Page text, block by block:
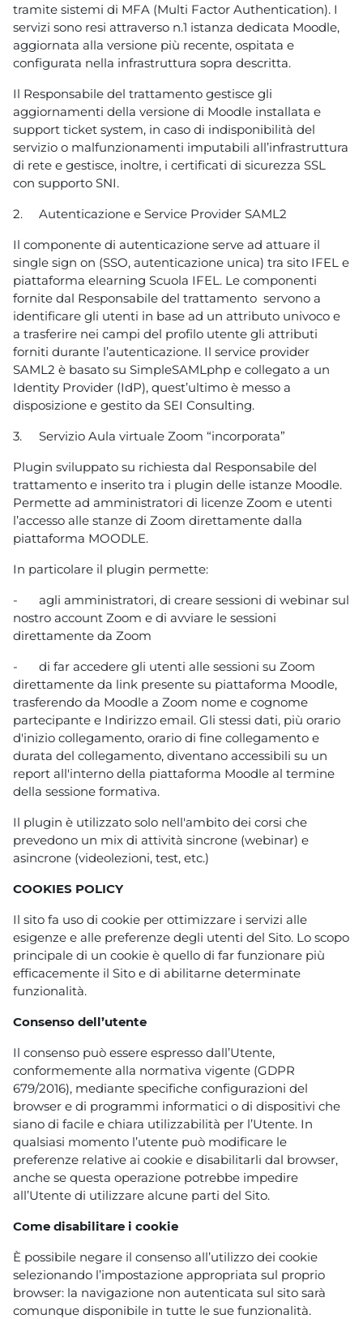
tramite sistemi di MFA (Multi Factor Authentication). I
servizi sono resi attraverso n.1 istanza dedicata Moodle,
aggiornata alla versione più recente, ospitata e
configurata nella infrastruttura sopra descritta.
Il Responsabile del trattamento gestisce gli
aggiornamenti della versione di Moodle installata e
support ticket system, in caso di indisponibilità del
servizio o malfunzionamenti imputabili all’infrastruttura
di rete e gestisce, inoltre, i certificati di sicurezza SSL
con supporto SNI.
2.
Autenticazione e Service Provider SAML2
Il componente di autenticazione serve ad attuare il
single sign on (SSO, autenticazione unica) tra sito IFEL e
piattaforma elearning Scuola IFEL. Le componenti
fornite dal Responsabile del trattamento servono a
identificare gli utenti in base ad un attributo univoco e
a trasferire nei campi del profilo utente gli attributi
forniti durante l’autenticazione. Il service provider
SAML2 è basato su SimpleSAMLphp e collegato a un
Identity Provider (IdP), quest’ultimo è messo a
disposizione e gestito da SEI Consulting.
3.
Servizio Aula virtuale Zoom “incorporata”
Plugin sviluppato su richiesta dal Responsabile del
trattamento e inserito tra i plugin delle istanze Moodle.
Permette ad amministratori di licenze Zoom e utenti
l’accesso alle stanze di Zoom direttamente dalla
piattaforma MOODLE.
In particolare il plugin permette:
-
agli amministratori, di creare sessioni di webinar sul
nostro account Zoom e di avviare le sessioni
direttamente da Zoom
-
di far accedere gli utenti alle sessioni su Zoom
direttamente da link presente su piattaforma Moodle,
trasferendo da Moodle a Zoom nome e cognome
partecipante e Indirizzo email. Gli stessi dati, più orario
d'inizio collegamento, orario di fine collegamento e
durata del collegamento, diventano accessibili su un
report all'interno della piattaforma Moodle al termine
della sessione formativa.
Il plugin è utilizzato solo nell'ambito dei corsi che
prevedono un mix di attività sincrone (webinar) e
asincrone (videolezioni, test, etc.)
COOKIES POLICY
Il sito fa uso di cookie per ottimizzare i servizi alle
esigenze e alle preferenze degli utenti del Sito. Lo scopo
principale di un cookie è quello di far funzionare più
efficacemente il Sito e di abilitarne determinate
funzionalità.
Consenso dell’utente
Il consenso può essere espresso dall’Utente,
conformemente alla normativa vigente (GDPR
679/2016), mediante specifiche configurazioni del
browser e di programmi informatici o di dispositivi che
siano di facile e chiara utilizzabilità per l’Utente. In
qualsiasi momento l’utente può modificare le
preferenze relative ai cookie e disabilitarli dal browser,
anche se questa operazione potrebbe impedire
all’Utente di utilizzare alcune parti del Sito.
Come disabilitare i cookie
È possibile negare il consenso all’utilizzo dei cookie
selezionando l’impostazione appropriata sul proprio
browser: la navigazione non autenticata sul sito sarà
comunque disponibile in tutte le sue funzionalità.